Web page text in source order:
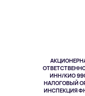
ИНН/КИО
НАЛОГОВЫЙ
ИНСПЕКЦИЯ
Здоровье питомцев